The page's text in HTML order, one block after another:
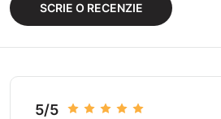
SCRIE O RECENZIE
5/5